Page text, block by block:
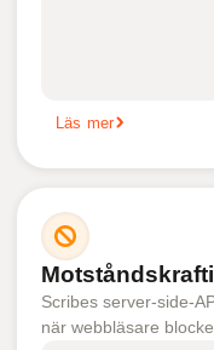
Läs mer
Scribes server-side-
när webbläsare